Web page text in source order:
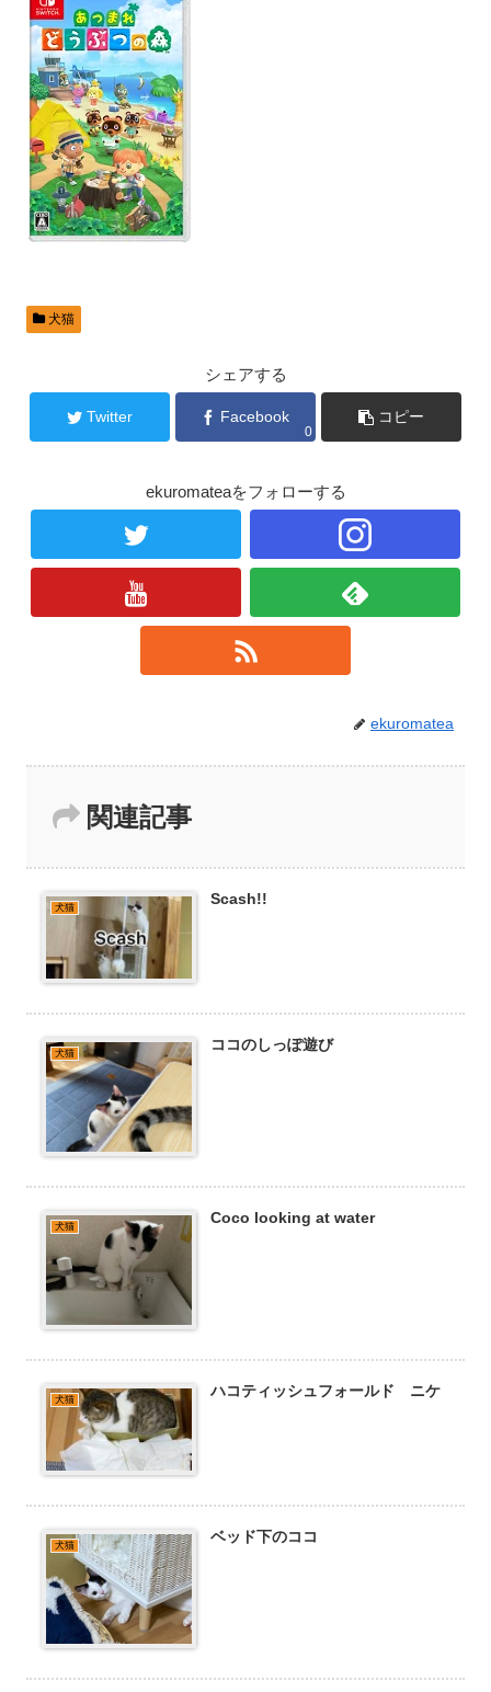
犬猫
シェアする
Twitter Facebook
0
コピー
ekuromateaをフォローする
ekuromatea
関連記事
犬猫 Scash!!
犬猫 ココのしっぽ遊び
犬猫 Coco looking at water
犬猫 ハコティッシュフォールド ニケ
犬猫 ベッド下のココ